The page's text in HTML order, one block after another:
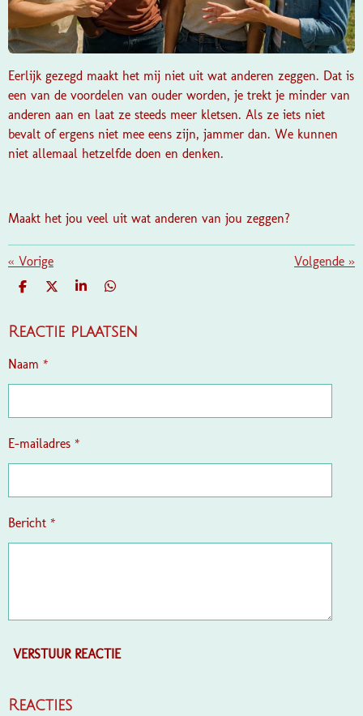
Eerlijk gezegd maakt het mij niet uit wat anderen zeggen. Dat is
een van de voordelen van ouder worden, je trekt je minder van
anderen aan en laat ze steeds meer kletsen. Als ze iets niet
bevalt of ergens niet mee eens zijn, jammer dan. We kunnen
niet allemaal hetzelfde doen en denken.
Maakt het jou veel uit wat anderen van jou zeggen?
« Vorige Volgende »
D
E
D
L
S
R
D
E
Reactie plaatsen
Naam *
E-mailadres *
Bericht *
VERSTUUR REACTIE
Reacties